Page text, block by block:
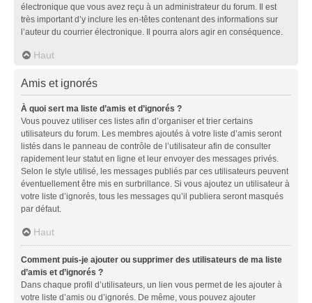
électronique que vous avez reçu à un administrateur du forum. Il est
très important d’y inclure les en-têtes contenant des informations sur
l’auteur du courrier électronique. Il pourra alors agir en conséquence.
Haut
Amis et ignorés
À quoi sert ma liste d’amis et d’ignorés ?
Vous pouvez utiliser ces listes afin d’organiser et trier certains
utilisateurs du forum. Les membres ajoutés à votre liste d’amis seront
listés dans le panneau de contrôle de l’utilisateur afin de consulter
rapidement leur statut en ligne et leur envoyer des messages privés.
Selon le style utilisé, les messages publiés par ces utilisateurs peuvent
éventuellement être mis en surbrillance. Si vous ajoutez un utilisateur à
votre liste d’ignorés, tous les messages qu’il publiera seront masqués
par défaut.
Haut
Comment puis-je ajouter ou supprimer des utilisateurs de ma liste
d’amis et d’ignorés ?
Dans chaque profil d’utilisateurs, un lien vous permet de les ajouter à
votre liste d’amis ou d’ignorés. De même, vous pouvez ajouter